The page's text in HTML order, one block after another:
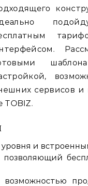
сервисов
TOBIZ.
и